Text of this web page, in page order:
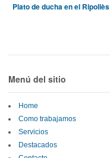
Plato de ducha en el Ripollès
Menú del sitio
Home
Como trabajamos
Servicios
Destacados